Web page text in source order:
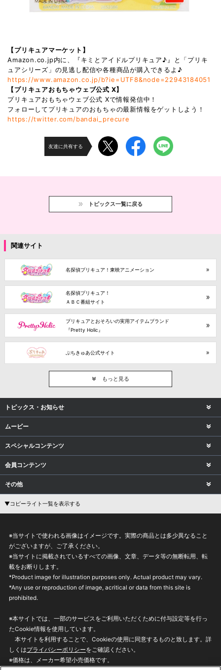
【プリキュアマーケット】
Amazon.co.jp内に、『キミとアイドルプリキュア♪』と「プリキ
ュアシリーズ」の見逃し配信や各種商品が購入できるよ♪
https://www.amazon.co.jp/b?ie=UTF8&node=22943184051
【プリキュアおもちゃウェブ公式 X】
プリキュアおもちゃウェブ公式 Xで情報発信中！
フォローしてプリキュアのおもちゃの最新情報をゲットしよう！
https://twitter.com/bandai_precure
友達に共有する
トピックス一覧に戻る
関連サイト
名探偵プリキュア！東映アニメーション
名探偵プリキュア！
ＡＢＣ番組サイト
プリキュアとおそろいの実用アイテムブランド
『Pretty Holic』
ぷちきゅあ公式サイト
もっと見る
トピックス・お知らせ
ムービー
スペシャルコンテンツ
会員コンテンツ
その他
▼コピーライト一覧を表示する
※当サイトで使われる画像はイメージです。実際の商品とは多少異なること
がございますが、ご了承ください。
※当サイトに掲載されているすべての画像、文章、データ等の無断転用、転
載をお断りします。
*Product image for illustration purposes only. Actual product may vary.
*Any use or reproduction of image, acritical or data from this site is
prohibited.
※本サイトでは、一部のサービスをご利用いただくために付与設定等を行っ
たCookie情報を使用しています。
本サイトを利用することで、Cookieの使用に同意するものと致します。詳
しくはプライバシーポリシーをご確認ください。
※価格は、メーカー希望小売価格です。